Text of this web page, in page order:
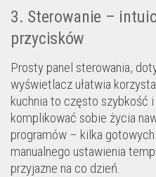
3. Sterowanie –
przycisków
Prosty panel sterowania,
wyświetlacz ułatwia
kuchnia to często szybkość
komplikować sobie życia
programów – kilka
manualnego ustawienia
przyjazne na co dzień.